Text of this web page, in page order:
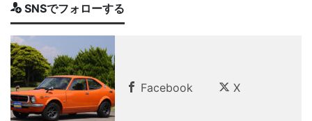
SNSでフォローする
Facebook X